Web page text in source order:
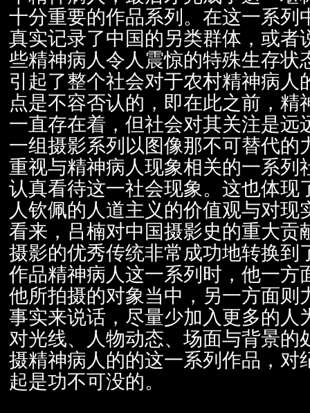
十分重要的作品系列。在这一系列
真实记录了中国的另类群体，或
些精神病人令人震惊的特殊生存状
引起了整个社会对于农村精神病人
点是不容否认的，即在此之前，精
一直存在着，但社会对其关注是远
一组摄影系列以图像那不可替代的
重视与精神病人现象相关的一系列
认真看待这一社会现象。这也体现
人钦佩的人道主义的价值观与对现
看来，吕楠对中国摄影史的重大贡
摄影的优秀传统非常成功地转换到
作品精神病人这一系列时，他一方
他所拍摄的对象当中，另一方面则
事实来说话，尽量少加入更多的
对光线、人物动态、场面与背景的
摄精神病人的的这一系列作品，对
起是功不可没的。